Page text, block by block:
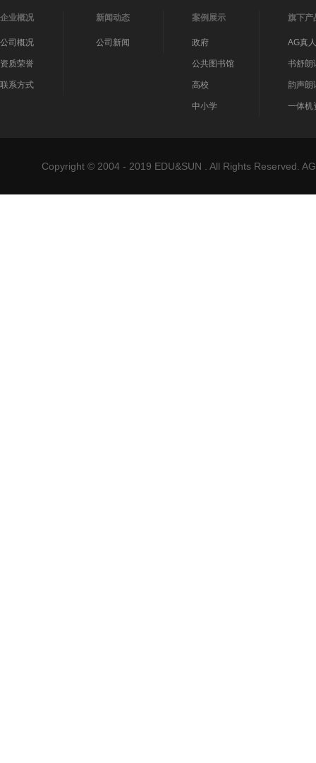
企业概况
公司概况
资质荣誉
联系方式
新闻动态
公司新闻
案例展示
政府
公共图书馆
高校
中小学
旗下产
AG真
书舒朗
韵声朗
一体机
Copyright © 2004 - 2019 EDU&SUN . All Rights Reserved.